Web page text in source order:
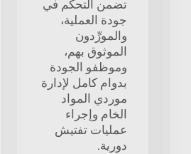
تضمن التحكم في
جودة العملية،
والمورِّدون
الموثوق بهم،
وموظفو الجودة
بدوام كامل لإدارة
موردي المواد
الخام وإجراء
عمليات تفتيش
دورية.